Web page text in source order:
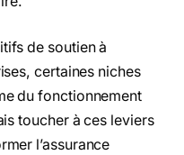
de soutien à
certaines niches
du fonctionnement
toucher à ces leviers
l’assurance